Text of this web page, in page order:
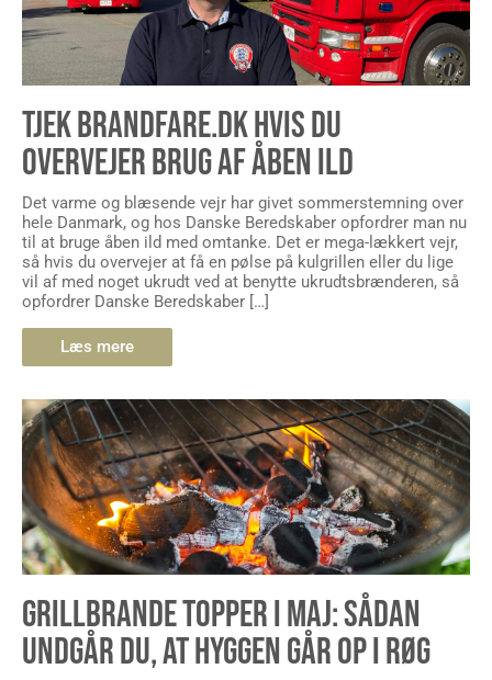
TJEK BRANDFARE.DK HVIS DU
OVERVEJER BRUG AF ÅBEN ILD
Det varme og blæsende vejr har givet sommerstemning over
hele Danmark, og hos Danske Beredskaber opfordrer man nu
til at bruge åben ild med omtanke. Det er mega-lækkert vejr,
så hvis du overvejer at få en pølse på kulgrillen eller du lige
vil af med noget ukrudt ved at benytte ukrudtsbrænderen, så
opfordrer Danske Beredskaber […]
Læs mere
GRILLBRANDE TOPPER I MAJ: SÅDAN
UNDGÅR DU, AT HYGGEN GÅR OP I RØG